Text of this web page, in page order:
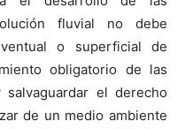
fluvial no debe
o superficial de
obligatorio de las
el derecho
de un medio ambiente